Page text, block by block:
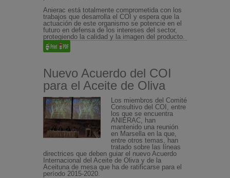
Anierac está totalmente comprometida con los
trabajos que desarrolla el COI y espera que la
actuación de este organismo se potencie en el
futuro en defensa de los intereses del sector,
protegiendo la calidad y la imagen del producto.
Nuevo Acuerdo del COI
para el Aceite de Oliva
Los miembros del Comité
Consultivo del COI, entre
los que se encuentra
ANIERAC, han
mantenido una reunión
en Marsella en la que,
entre otros temas, han
tratado sobre las líneas
directrices que deben guiar el nuevo Acuerdo
Internacional del Aceite de Oliva y de la
Aceituna de mesa que ha de ratificarse para el
período 2015-2020.